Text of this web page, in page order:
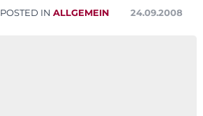
POSTED IN ALLGEMEIN 24.09.2008